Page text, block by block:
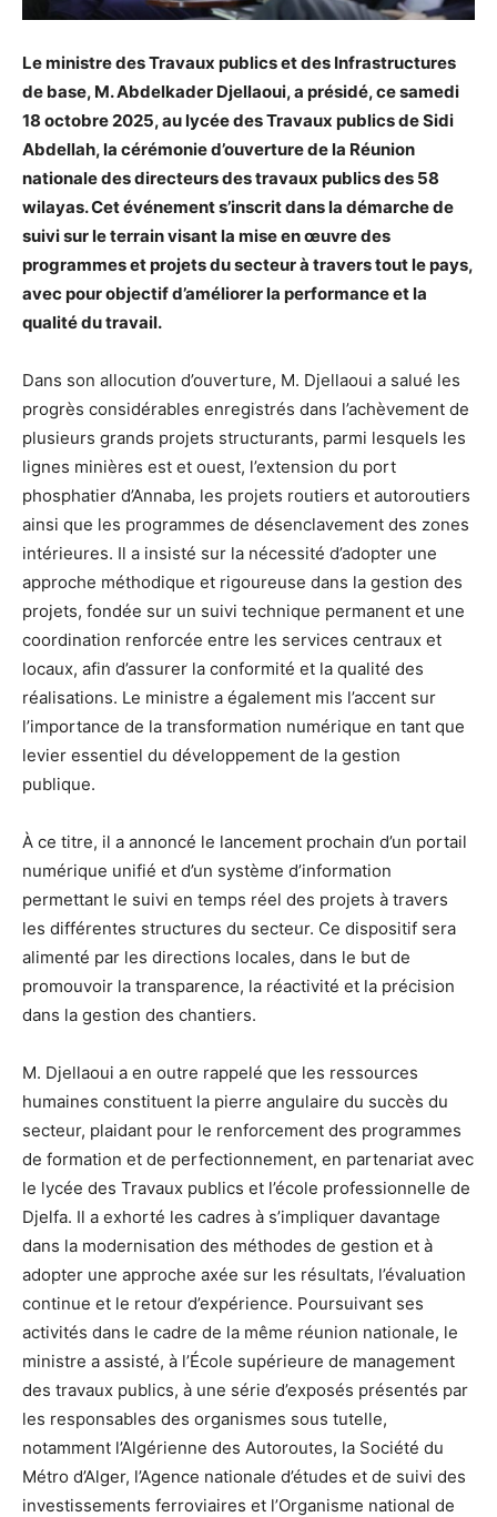
Le ministre des Travaux publics et des Infrastructures
de base, M. Abdelkader Djellaoui, a présidé, ce samedi
18 octobre 2025, au lycée des Travaux publics de Sidi
Abdellah, la cérémonie d’ouverture de la Réunion
nationale des directeurs des travaux publics des 58
wilayas. Cet événement s’inscrit dans la démarche de
suivi sur le terrain visant la mise en œuvre des
programmes et projets du secteur à travers tout le pays,
avec pour objectif d’améliorer la performance et la
qualité du travail.
Dans son allocution d’ouverture, M. Djellaoui a salué les
progrès considérables enregistrés dans l’achèvement de
plusieurs grands projets structurants, parmi lesquels les
lignes minières est et ouest, l’extension du port
phosphatier d’Annaba, les projets routiers et autoroutiers
ainsi que les programmes de désenclavement des zones
intérieures. Il a insisté sur la nécessité d’adopter une
approche méthodique et rigoureuse dans la gestion des
projets, fondée sur un suivi technique permanent et une
coordination renforcée entre les services centraux et
locaux, afin d’assurer la conformité et la qualité des
réalisations. Le ministre a également mis l’accent sur
l’importance de la transformation numérique en tant que
levier essentiel du développement de la gestion
publique.
À ce titre, il a annoncé le lancement prochain d’un portail
numérique unifié et d’un système d’information
permettant le suivi en temps réel des projets à travers
les différentes structures du secteur. Ce dispositif sera
alimenté par les directions locales, dans le but de
promouvoir la transparence, la réactivité et la précision
dans la gestion des chantiers.
M. Djellaoui a en outre rappelé que les ressources
humaines constituent la pierre angulaire du succès du
secteur, plaidant pour le renforcement des programmes
de formation et de perfectionnement, en partenariat avec
le lycée des Travaux publics et l’école professionnelle de
Djelfa. Il a exhorté les cadres à s’impliquer davantage
dans la modernisation des méthodes de gestion et à
adopter une approche axée sur les résultats, l’évaluation
continue et le retour d’expérience. Poursuivant ses
activités dans le cadre de la même réunion nationale, le
ministre a assisté, à l’École supérieure de management
des travaux publics, à une série d’exposés présentés par
les responsables des organismes sous tutelle,
notamment l’Algérienne des Autoroutes, la Société du
Métro d’Alger, l’Agence nationale d’études et de suivi des
investissements ferroviaires et l’Organisme national de